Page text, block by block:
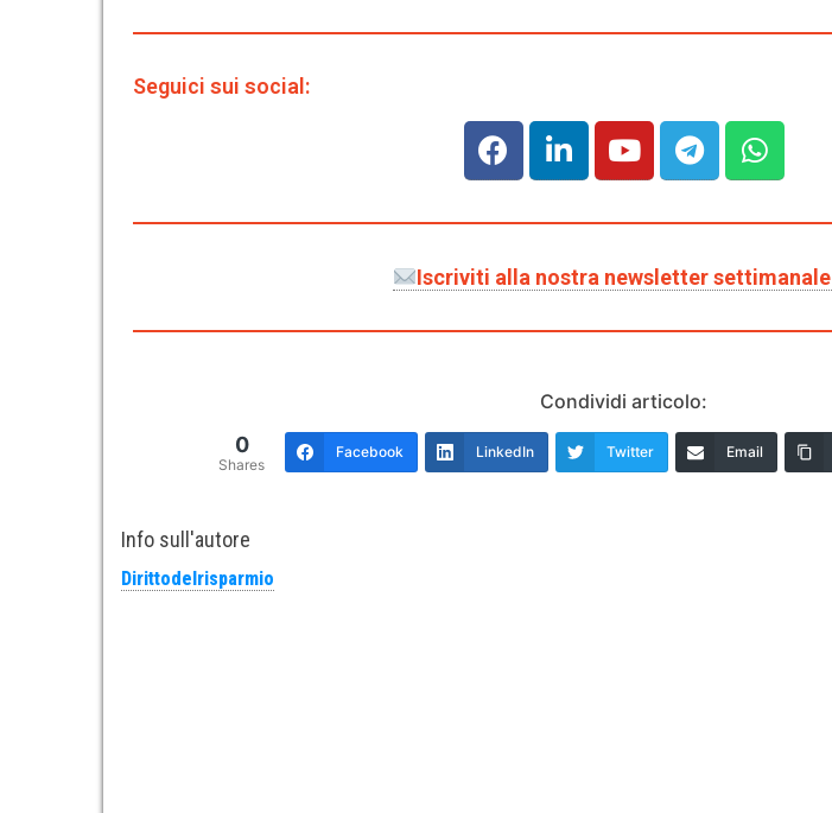
Seguici sui social:
Iscriviti alla nostra newsletter settimanale
Condividi articolo:
0
Shares
Facebook LinkedIn Twitter Email
Info sull'autore
Dirittodelrisparmio